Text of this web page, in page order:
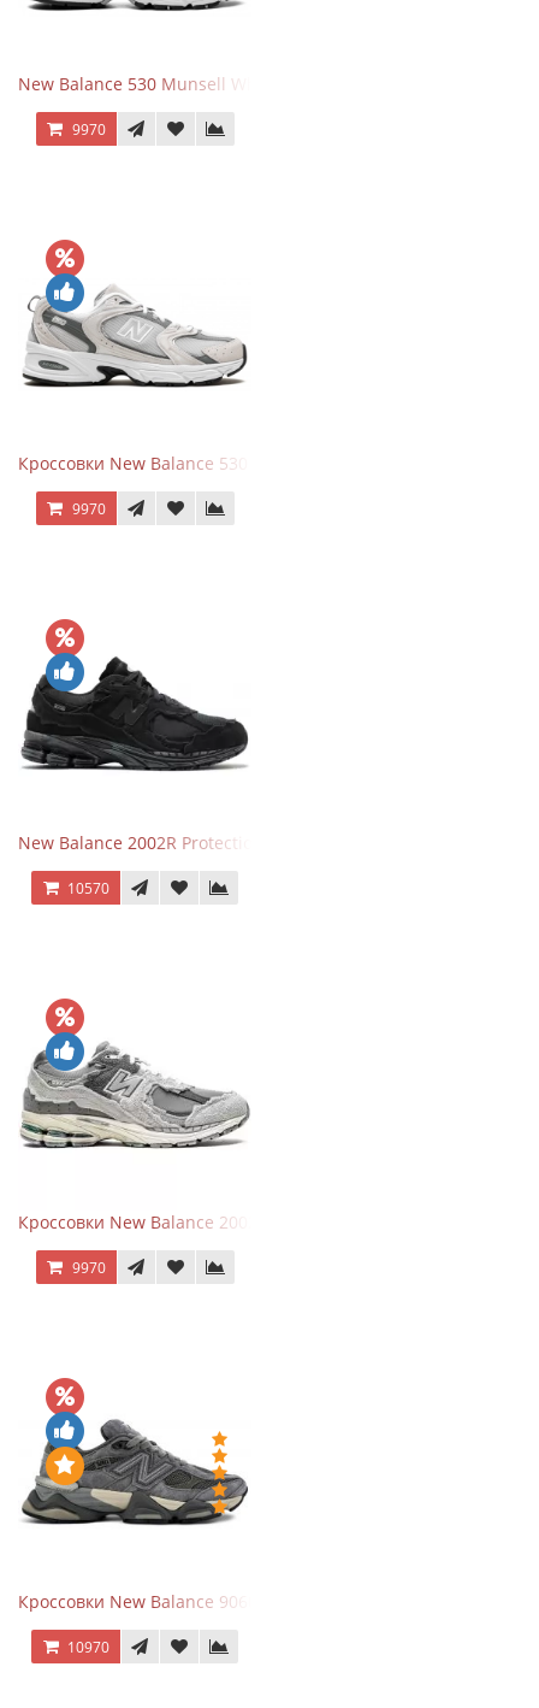
New Balance 530 Munsell White Silver
9970
Кроссовки New Balance 530 Grey Matter Harbor Grey
9970
New Balance 2002R Protection Phantom Black
10570
Кроссовки New Balance 2002R Protection Pack Grey
9970
Кроссовки New Balance 9060 x Joe Freshgoods Dark Grey
10970